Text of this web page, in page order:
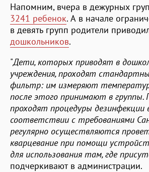
Напомним, вчера в дежурных
3241 ребенок. А в начале
в девять групп родители
дошкольников.
"Дети, которых приводят в
учреждения, проходят
фильтр: им измеряют
после этого принимают в группы.
проходят процедуры дезинфекции
соответствии с требованиями
регулярно осуществляются
кварцевание при помощи
для использования там, где
подчеркивают в администрации.